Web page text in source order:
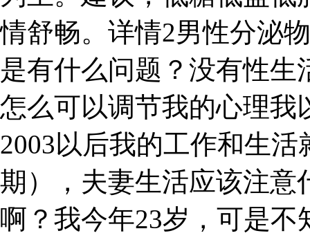
情舒畅。详情2男性分泌
是有什么问题？没有性生
怎么可以调节我的心理我
2003以后我的工作和生
期），夫妻生活应该注意
啊？我今年23岁，可是